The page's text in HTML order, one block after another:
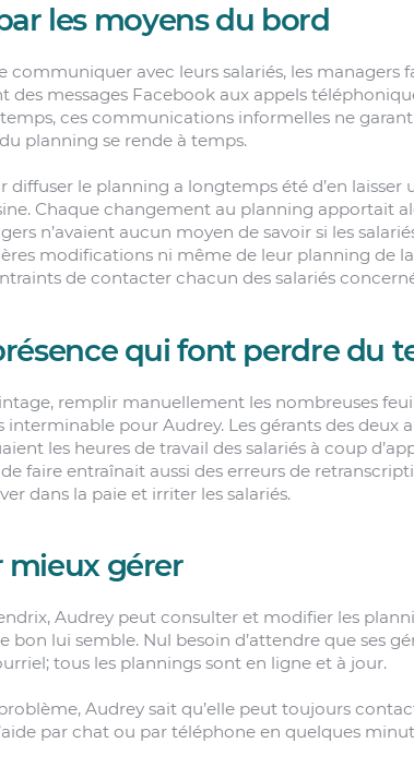
les moyens du bord
communiquer avec leurs salariés, les managers
des messages Facebook aux appels
ces communications informelles ne
planning se rende à temps.
le planning a longtemps été d’en laisser
Chaque changement au planning apportait
n’avaient aucun moyen de savoir si les
modifications ni même de leur planning de la
de contacter chacun des salariés
qui font perdre du
remplir manuellement les nombreuses
interminable pour Audrey. Les gérants des deux
les heures de travail des salariés à coup
faire entraînait aussi des erreurs de
dans la paie et irriter les salariés.
mieux gérer
Audrey peut consulter et modifier les
bon lui semble. Nul besoin d’attendre que ses
tous les plannings sont en ligne et à jour.
Audrey sait qu’elle peut toujours
par chat ou par téléphone en quelques